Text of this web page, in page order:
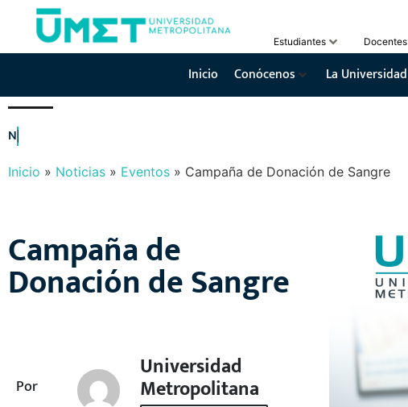
Estudiantes Docentes
Inicio
Conócenos La Universidad
NO
Inicio » Noticias » Eventos » Campaña de Donación de Sangre
Campaña de
Donación de Sangre
Por
Universidad
Metropolitana